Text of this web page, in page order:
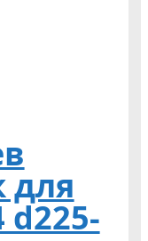
для
d225-